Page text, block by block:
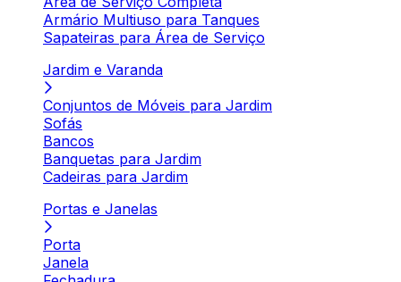
Armário Multiuso para Tanques
Sapateiras para Área de Serviço
Jardim e Varanda
Conjuntos de Móveis para Jardim
Sofás
Bancos
Banquetas para Jardim
Cadeiras para Jardim
Portas e Janelas
Porta
Janela